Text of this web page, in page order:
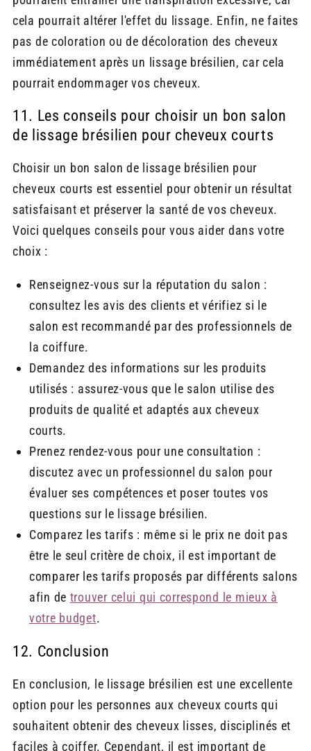
cela pourrait altérer l'effet du lissage. Enfin, ne faites
pas de coloration ou de décoloration des cheveux
immédiatement après un lissage brésilien, car cela
pourrait endommager vos cheveux.
11. Les conseils pour choisir un bon salon
de lissage brésilien pour cheveux courts
Choisir un bon salon de lissage brésilien pour
cheveux courts est essentiel pour obtenir un résultat
satisfaisant et préserver la santé de vos cheveux.
Voici quelques conseils pour vous aider dans votre
choix :
Renseignez-vous sur la réputation du salon :
consultez les avis des clients et vérifiez si le
salon est recommandé par des professionnels de
la coiffure.
Demandez des informations sur les produits
utilisés : assurez-vous que le salon utilise des
produits de qualité et adaptés aux cheveux
courts.
Prenez rendez-vous pour une consultation :
discutez avec un professionnel du salon pour
évaluer ses compétences et poser toutes vos
questions sur le lissage brésilien.
Comparez les tarifs : même si le prix ne doit pas
être le seul critère de choix, il est important de
comparer les tarifs proposés par différents salons
afin de trouver celui qui correspond le mieux à
votre budget.
12. Conclusion
En conclusion, le lissage brésilien est une excellente
option pour les personnes aux cheveux courts qui
souhaitent obtenir des cheveux lisses, disciplinés et
faciles à coiffer. Cependant, il est important de